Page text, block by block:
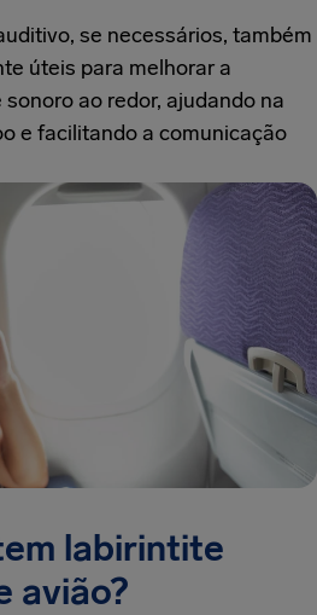
se necessários, também
úteis para melhorar a
ao redor, ajudando na
e facilitando a comunicação
labirintite
avião?